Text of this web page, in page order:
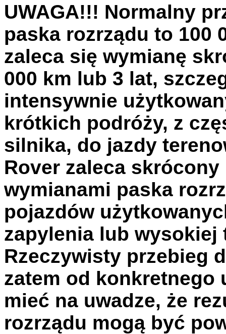
UWAGA!!! Normalny
paska rozrządu to 100
zaleca się wymianę
000 km lub 3 lat,
intensywnie
krótkich podróży, z
silnika, do jazdy
Rover zaleca
wymianami paska
pojazdów
zapylenia lub wysokiej
Rzeczywisty przebieg
zatem od konkretnego
mieć na uwadze, że
rozrządu mogą być